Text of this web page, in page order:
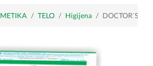
TELO Higijena DOCTOR`S